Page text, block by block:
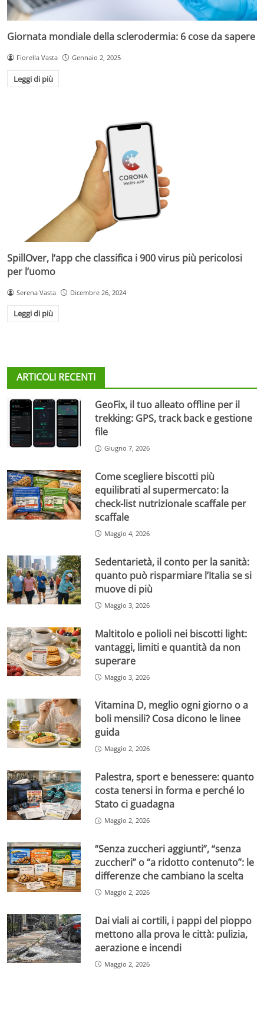
Giornata mondiale della sclerodermia: 6 cose da sapere
Fiorella Vasta Gennaio 2, 2025
Leggi di più
SpillOver, l’app che classifica i 900 virus più pericolosi
per l’uomo
Serena Vasta Dicembre 26, 2024
Leggi di più
ARTICOLI RECENTI
GeoFix, il tuo alleato offline per il
trekking: GPS, track back e gestione
file
Giugno 7, 2026
Come scegliere biscotti più
equilibrati al supermercato: la
check-list nutrizionale scaffale per
scaffale
Maggio 4, 2026
Sedentarietà, il conto per la sanità:
quanto può risparmiare l’Italia se si
muove di più
Maggio 3, 2026
Maltitolo e polioli nei biscotti light:
vantaggi, limiti e quantità da non
superare
Maggio 3, 2026
Vitamina D, meglio ogni giorno o a
boli mensili? Cosa dicono le linee
guida
Maggio 2, 2026
Palestra, sport e benessere: quanto
costa tenersi in forma e perché lo
Stato ci guadagna
Maggio 2, 2026
“Senza zuccheri aggiunti”, “senza
zuccheri” o “a ridotto contenuto”: le
differenze che cambiano la scelta
Maggio 2, 2026
Dai viali ai cortili, i pappi del pioppo
mettono alla prova le città: pulizia,
aerazione e incendi
Maggio 2, 2026